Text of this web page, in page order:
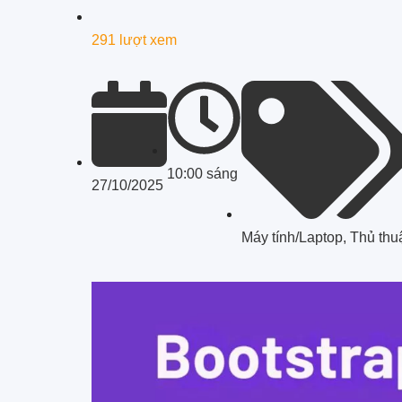
291 lượt xem
27/10/2025
10:00 sáng
Máy tính/Laptop, Thủ